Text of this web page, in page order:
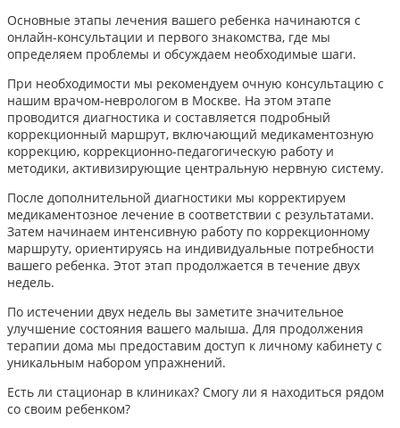
Основные этапы лечения вашего ребенка начинаются с
онлайн-консультации и первого знакомства, где мы
определяем проблемы и обсуждаем необходимые шаги.
При необходимости мы рекомендуем очную консультацию с
нашим врачом-неврологом в Москве. На этом этапе
проводится диагностика и составляется подробный
коррекционный маршрут, включающий медикаментозную
коррекцию, коррекционно-педагогическую работу и
методики, активизирующие центральную нервную систему.
После дополнительной диагностики мы корректируем
медикаментозное лечение в соответствии с результатами.
Затем начинаем интенсивную работу по коррекционному
маршруту, ориентируясь на индивидуальные потребности
вашего ребенка. Этот этап продолжается в течение двух
недель.
По истечении двух недель вы заметите значительное
улучшение состояния вашего малыша. Для продолжения
терапии дома мы предоставим доступ к личному кабинету с
уникальным набором упражнений.
Есть ли стационар в клиниках? Смогу ли я находиться рядом
со своим ребенком?